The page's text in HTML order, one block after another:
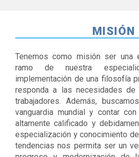
MISIÓN
Tenemos como misión ser una
ramo de nuestra
implementación de una filosofía
responda a las necesidades
trabajadores. Además,
vanguardia mundial y contar
altamente calificado y
especialización y conocimiento
tendencias nos permita ser un